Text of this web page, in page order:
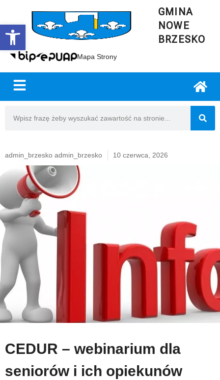
Open toolbar
GMINA
NOWE
BRZESKO
Mapa Strony
admin_brzesko admin_brzesko 10 czerwca, 2026
CEDUR – webinarium dla
seniorów i ich opiekunów